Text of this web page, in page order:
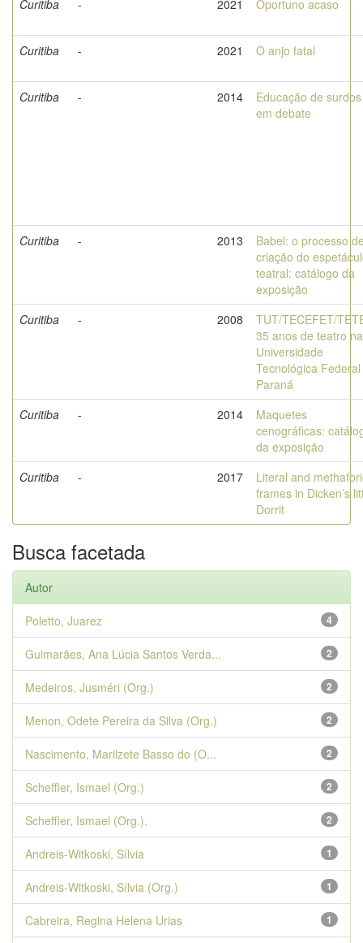
Curitiba - 2021 Oportuno acaso
Curitiba - 2021 O anjo fatal
Curitiba - 2014
Educação de surdos
em debate
Curitiba - 2013
Babel: o processo
criação do
teatral: catálogo da
exposição
Curitiba
- 2008
TUT/TECEFET/
35 anos de teatro na
Universidade
Tecnológica
Paraná
Curitiba
- 2014
Maquetes
cenográficas:
da exposição
Curitiba
- 2017
Literal and
frames in Dicken’s
Dorrit
Busca facetada
Autor
4
Poletto, Juarez
2
Guimarães, Ana Lúcia Santos Verda...
2
Medeiros, Jusméri (Org.)
2
Menon, Odete Pereira da Silva (Org.)
2
Nascimento, Marilzete Basso do (O...
2
Scheffler, Ismael (Org.)
2
Scheffler, Ismael (Org.).
1
Andreis-Witkoski, Sílvia
1
Andreis-Witkoski, Sílvia (Org.)
1
Cabreira, Regina Helena Urias